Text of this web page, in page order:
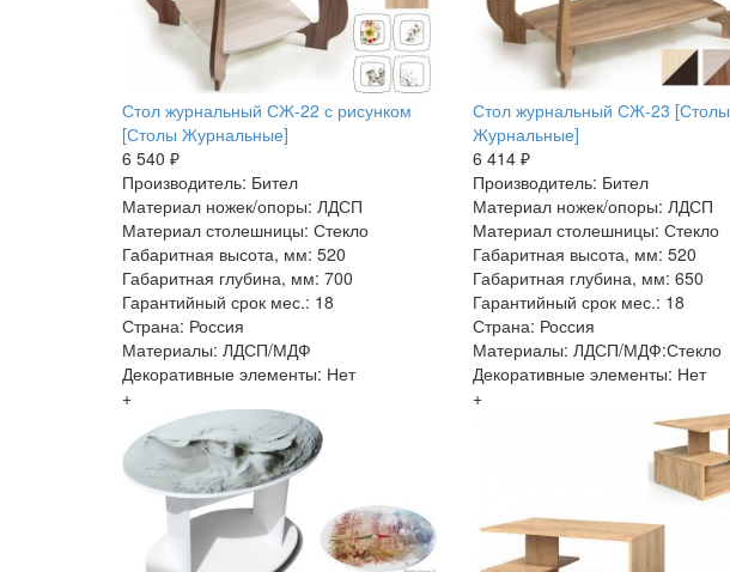
Стол журнальный СЖ-22 с рисунком
[Столы Журнальные]
6 540 ₽
Производитель: Бител
Материал ножек/опоры: ЛДСП
Материал столешницы: Стекло
Габаритная высота, мм: 520
Габаритная глубина, мм: 700
Гарантийный срок мес.: 18
Страна: Россия
Материалы: ЛДСП/МДФ
Декоративные элементы: Нет
+
Стол журнальный СЖ-23 [Столы
Журнальные]
6 414 ₽
Производитель: Бител
Материал ножек/опоры: ЛДСП
Материал столешницы: Стекло
Габаритная высота, мм: 520
Габаритная глубина, мм: 650
Гарантийный срок мес.: 18
Страна: Россия
Материалы: ЛДСП/МДФ:Стекло
Декоративные элементы: Нет
+